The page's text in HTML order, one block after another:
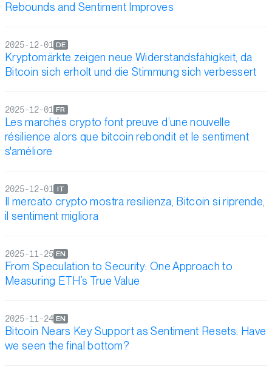
Rebounds and Sentiment Improves
Kryptomärkte zeigen neue Widerstandsfähigkeit, da
Bitcoin sich erholt und die Stimmung sich verbessert
DE
2025-12-01
Les marchés crypto font preuve d’une nouvelle
résilience alors que bitcoin rebondit et le sentiment
s'améliore
FR
2025-12-01
Il mercato crypto mostra resilienza, Bitcoin si riprende,
il sentiment migliora
IT
2025-12-01
From Speculation to Security: One Approach to
Measuring ETH’s True Value
EN
2025-11-25
Bitcoin Nears Key Support as Sentiment Resets: Have
we seen the final bottom?
EN
2025-11-24